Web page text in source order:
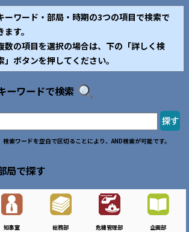
ーワード・部局・時期の3つの項目で検索で
ます。
数の項目を選択の場合は、下の「詳しく検
」ボタンを押してください。
ーワードで検索
検索ワードを空白で区切ることにより、AND検索が可能です。
局で探す
知事室 総務部 危機管理部 企画部